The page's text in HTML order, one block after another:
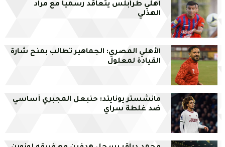
أهلي طرابلس يتعاقد رسميا مع مراد
الهذلي
الأهلي المصري: الجماهير تطالب بمنح شارة
القيادة لمعلول
مانشستر يونايتد: حنبعل المجبري أساسي
ضد غلطة سراي